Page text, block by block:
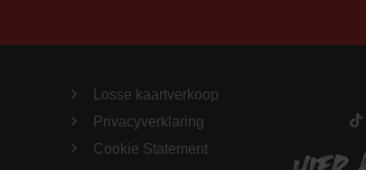
Losse kaartverkoop
Privacyverklaring
Cookie Statement